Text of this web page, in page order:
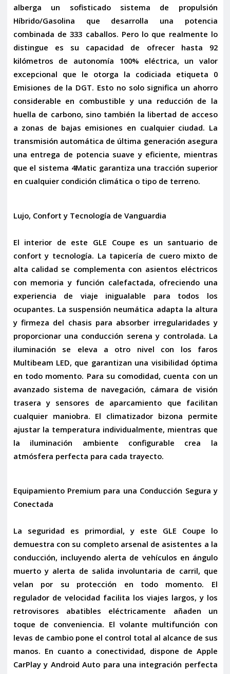
alberga un sofisticado sistema de propulsión
Híbrido/Gasolina que desarrolla una potencia
combinada de333 caballos. Pero lo que realmente lo
distingue es su capacidad de ofrecer hasta 92
kilómetros de autonomía 100% eléctrica, un valor
excepcional que le otorga la codiciada etiqueta 0
Emisiones de la DGT. Esto no solo significa un ahorro
considerable en combustible y una reducción de la
huella de carbono, sino también la libertad de acceso
a zonas de bajas emisiones en cualquier ciudad. La
transmisión automática de última generación asegura
una entrega de potencia suave y eficiente, mientras
que el sistema 4Matic garantiza una tracción superior
en cualquier condición climática o tipo de terreno.
Lujo, Confort y Tecnología de Vanguardia
El interior de este GLE Coupe es un santuario de
confort y tecnología. La tapicería de cuero mixto de
alta calidad se complementa con asientos eléctricos
con memoria y función calefactada, ofreciendo una
experiencia de viaje inigualable para todos los
ocupantes. La suspensión neumática adapta la altura
y firmeza del chasis para absorber irregularidades y
proporcionar una conducción serena y controlada. La
iluminación se eleva a otro nivel con los faros
Multibeam LED, que garantizan una visibilidad óptima
en todo momento. Para su comodidad, cuenta con un
avanzado sistema de navegación, cámara de visión
trasera y sensores de aparcamiento que facilitan
cualquier maniobra. El climatizador bizona permite
ajustar la temperatura individualmente, mientras que
la iluminación ambiente configurable crea la
atmósfera perfecta para cada trayecto.
Equipamiento Premium para una Conducción Segura y
Conectada
La seguridad es primordial, y este GLE Coupe lo
demuestra con su completo arsenal de asistentes a la
conducción, incluyendo alerta de vehículos en ángulo
muertoy alerta de salida involuntaria de carril, que
velan por su protección en todo momento. El
regulador de velocidad facilita los viajes largos, y los
retrovisores abatibles eléctricamente añaden un
toque de conveniencia. El volante multifunción con
levas de cambiopone el control total al alcance de sus
manos. En cuanto a conectividad, dispone de Apple
CarPlay y Android Auto para una integración perfecta